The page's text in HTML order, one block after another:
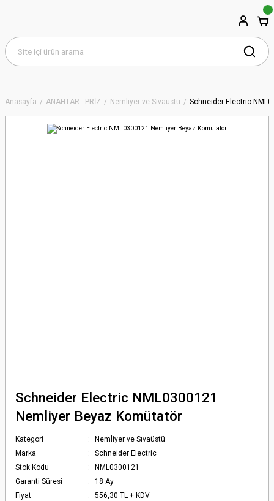
Anasayfa ANAHTAR - PRİZ Nemliyer ve Sıvaüstü Schneider Electric
Schneider Electric NML0300121
Nemliyer Beyaz Komütatör
Kategori
Nemliyer ve Sıvaüstü
Marka
Schneider Electric
Stok Kodu
NML0300121
Garanti Süresi
18 Ay
Fiyat
556,30 TL + KDV